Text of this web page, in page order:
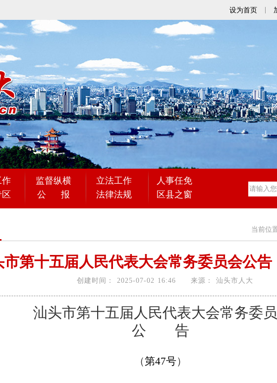
设为首页
作 监督纵横 立法工作
人事任免
公 报 法律法规 区县之窗
当前位
市第十五届人民代表大会常务委员会公告
创建时间： 2025-07-02 16:46 来源： 汕头市人大
汕头市第十五届人民代表大会常务委
公 告
（第47号）